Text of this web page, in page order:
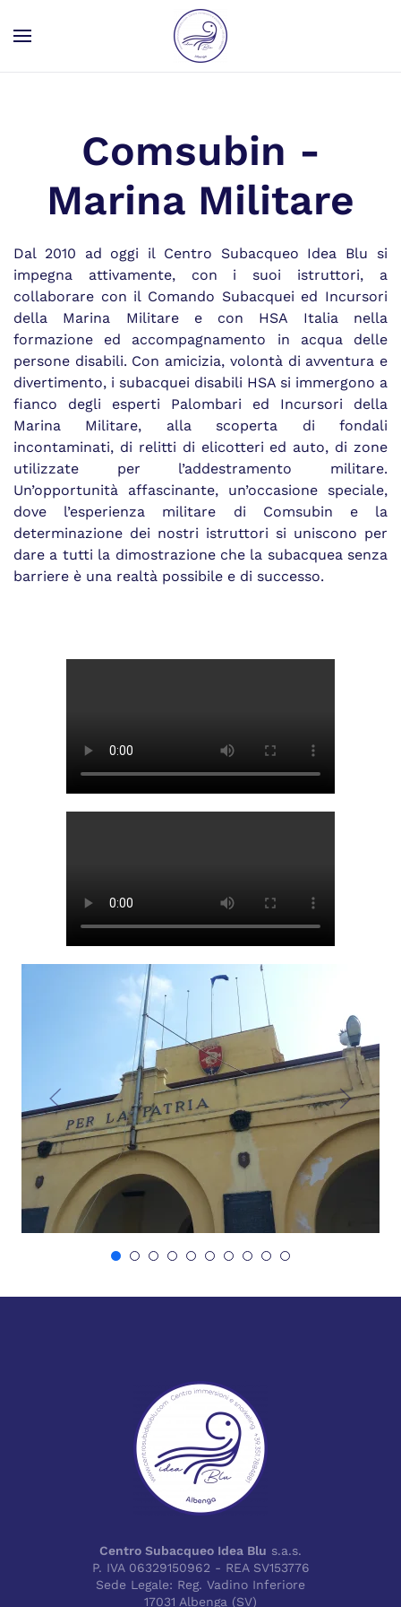
Skip to main content
Comsubin -
Marina Militare
Dal 2010 ad oggi il Centro Subacqueo Idea Blu si
impegna attivamente, con i suoi istruttori, a
collaborare con il Comando Subacquei ed Incursori
della Marina Militare e con HSA Italia nella
formazione ed accompagnamento in acqua delle
persone disabili. Con amicizia, volontà di avventura e
divertimento, i subacquei disabili HSA si immergono a
fianco degli esperti Palombari ed Incursori della
Marina Militare, alla scoperta di fondali
incontaminati, di relitti di elicotteri ed auto, di zone
utilizzate per l’addestramento militare.
Un’opportunità affascinante, un’occasione speciale,
dove l’esperienza militare di Comsubin e la
determinazione dei nostri istruttori si uniscono per
dare a tutti la dimostrazione che la subacquea senza
barriere è una realtà possibile e di successo.
Centro Subacqueo Idea Blu s.a.s.
P. IVA 06329150962 - REA SV153776
Sede Legale: Reg. Vadino Inferiore
17031 Albenga (SV)